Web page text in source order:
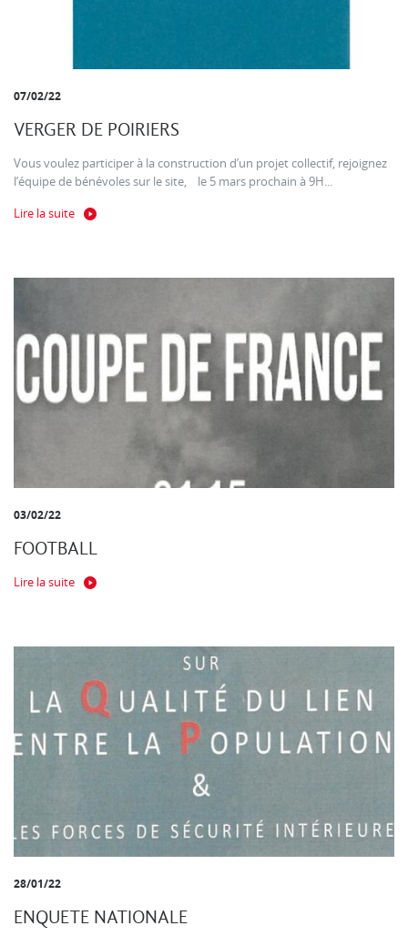
07/02/22
VERGER DE POIRIERS
Vous voulez participer à la construction d’un projet collectif, rejoignez
l’équipe de bénévoles sur le site, le 5 mars prochain à 9H...
Lire la suite
03/02/22
FOOTBALL
Lire la suite
28/01/22
ENQUETE NATIONALE